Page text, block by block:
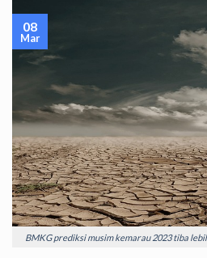
BMKG prediksi musim kemarau 2023 tiba
08
Mar